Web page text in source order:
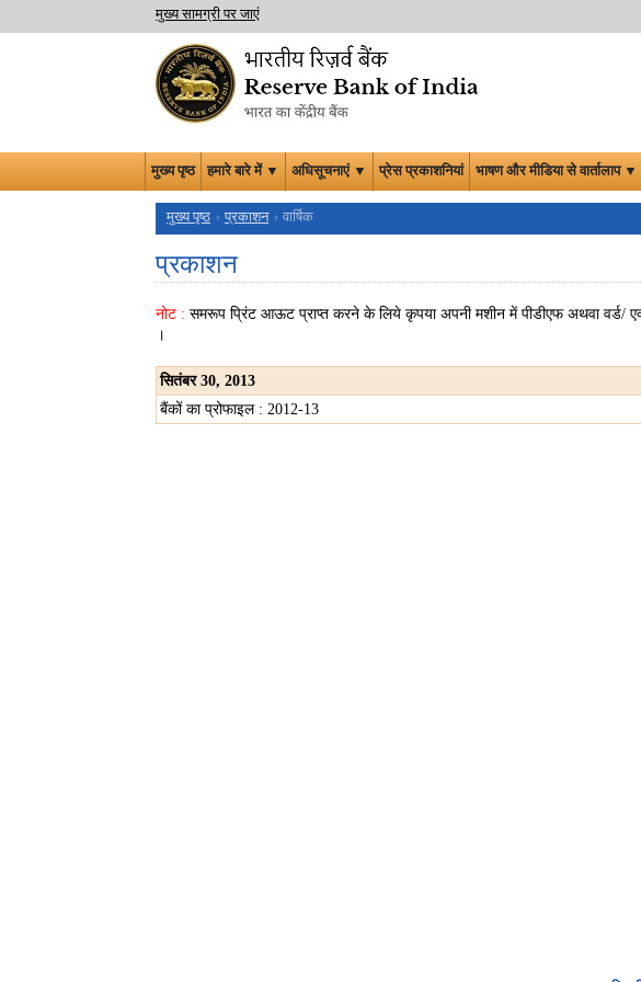
मुख्य सामग्री पर जाएं
मुख्य पृष्ठ हमारे बारे में ▼ अधिसूचनाएं ▼ प्रेस प्रकाशनियां भाषण और मीडिया से वार्तालाप ▼
मुख्य पृष्ठ प्रकाशन वार्षिक
प्रकाशन
नोट : समरूप प्रिंट आऊट प्राप्त करने के लिये कृपया अपनी मशीन में पीडीएफ अथवा
।
सितंबर 30, 2013
बैंकों का प्रोफाइल : 2012-13